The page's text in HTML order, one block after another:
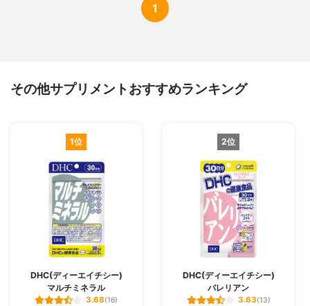
1
その他サプリメントおすすめランキング
1位
DHC(ディーエイチシー)
マルチミネラル
3.68(16)
2位
DHC(ディーエイチシー)
バレリアン
3.63(13)